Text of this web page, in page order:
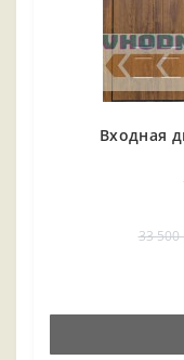
Входная
33 500